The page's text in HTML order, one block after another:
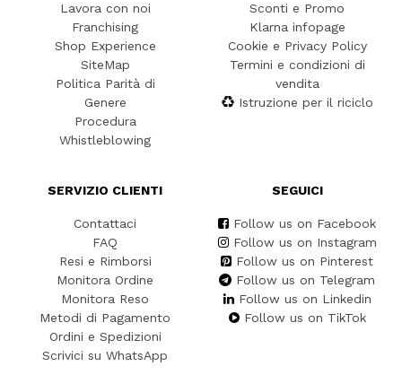
Lavora con noi
Franchising
Shop Experience
SiteMap
Politica Parità di
Genere
Procedura
Whistleblowing
Sconti e Promo
Klarna infopage
Cookie e Privacy Policy
Termini e condizioni di
vendita
Istruzione per il riciclo
SERVIZIO CLIENTI
Contattaci
FAQ
Resi e Rimborsi
Monitora Ordine
Monitora Reso
Metodi di Pagamento
Ordini e Spedizioni
Scrivici su WhatsApp
SEGUICI
Follow us on Facebook
Follow us on Instagram
Follow us on Pinterest
Follow us on Telegram
Follow us on Linkedin
Follow us on TikTok